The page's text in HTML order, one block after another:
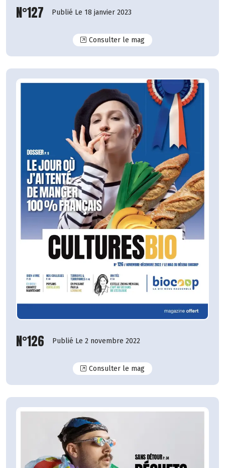
N°127 Publié Le 18 janvier 2023
Consulter le magN°127
N°126 Publié Le 2 novembre 2022
Consulter le magN°126